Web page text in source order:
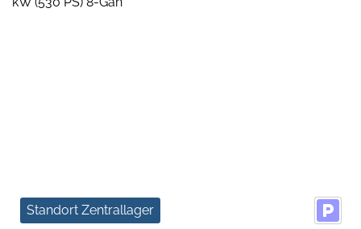
Standort Zentrallager